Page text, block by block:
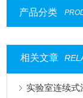
产品分类
相关文章
实验室连续